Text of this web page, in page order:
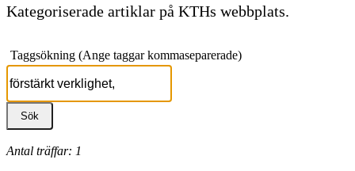
Kategoriserade artiklar på KTHs webbplats.
Taggsökning (Ange taggar kommaseparerade)
Antal träffar: 1